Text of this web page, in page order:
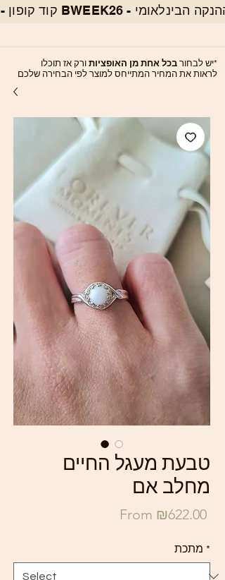
*יש לבחור בכל אחת מן האופציות ורק אז תוכלו
לראות את המחיר המתייחס למוצר לפי הבחירה שלכם
טבעת מעגל החיים
מחלב אם
From ₪622.00Sale
מתכת *